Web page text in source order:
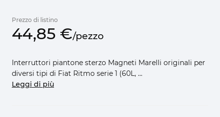
Prezzo di listino
44,85 €/pezzo
Interruttori piantone sterzo Magneti Marelli originali per
diversi tipi di Fiat Ritmo serie 1 (60L, ...
Leggi di più